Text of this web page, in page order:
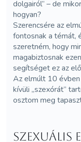
dolgairól” – de
hogyan?
Szerencsére az
fontosnak a témát,
szeretném, hogy
magabiztosnak
segítséget ez az
Az elmúlt 10
kívüli „szexórát”
osztom meg
Szexuális